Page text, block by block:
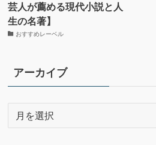
芸人が薦める現代小説と人
生の名著】
おすすめレーベル
アーカイブ